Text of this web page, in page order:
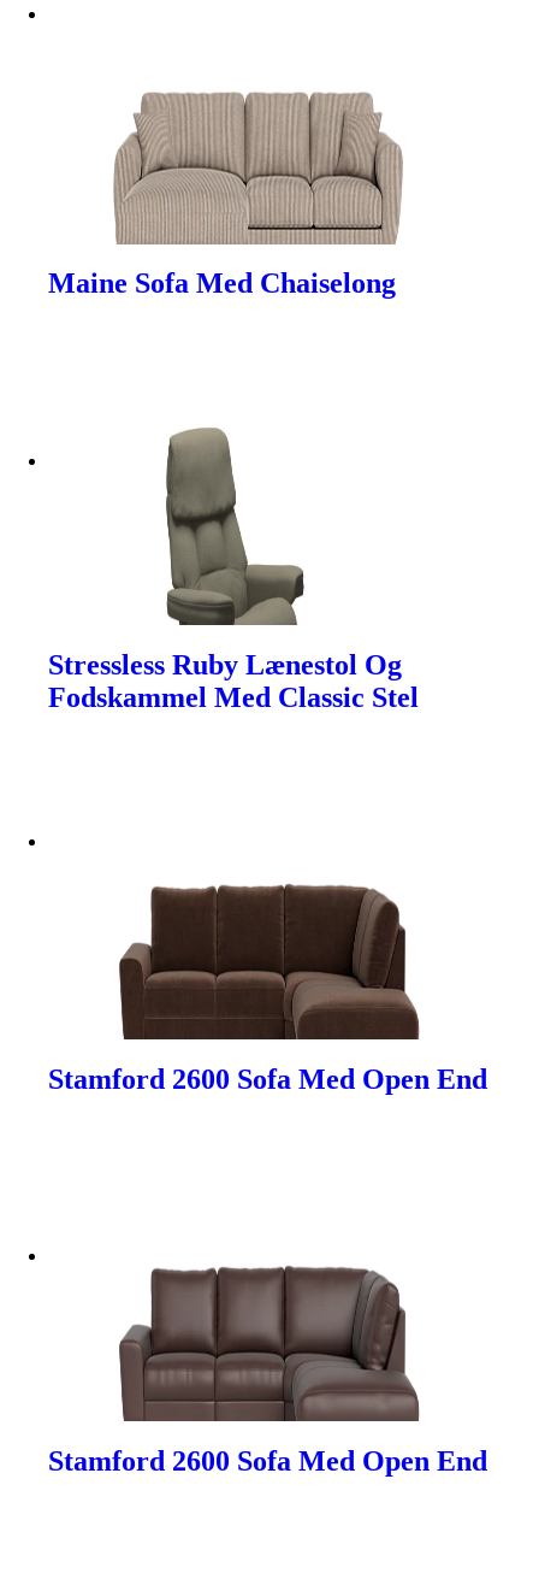
Maine Sofa Med Chaiselong
Stressless Ruby Lænestol Og
Fodskammel Med Classic Stel
Stamford 2600 Sofa Med Open End
Stamford 2600 Sofa Med Open End